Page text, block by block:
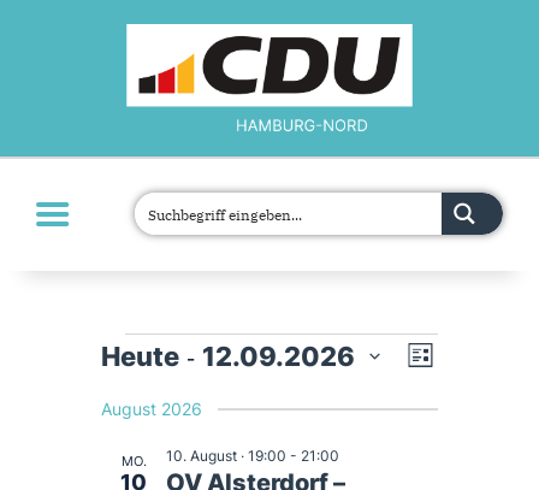
MOIN!
ÜBER UNS
ORTSVERBÄNDE
TERMINE
KONTAKT
A
n
V
e
L
s
Heute - 12.09.2026
D
t
u
August 2026
MO.
10
OV Alsterdorf –
10. August · 19:00 - 21:00